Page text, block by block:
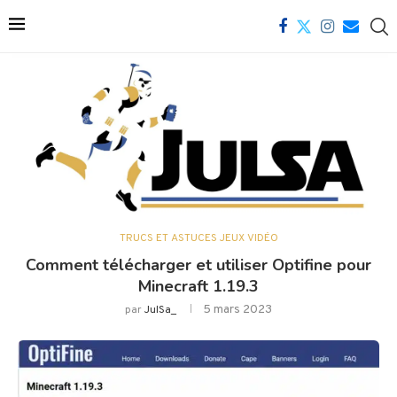
TRUCS ET ASTUCES JEUX VIDÉO
Comment télécharger et utiliser Optifine pour
Minecraft 1.19.3
parJulSa_ 5 mars 2023